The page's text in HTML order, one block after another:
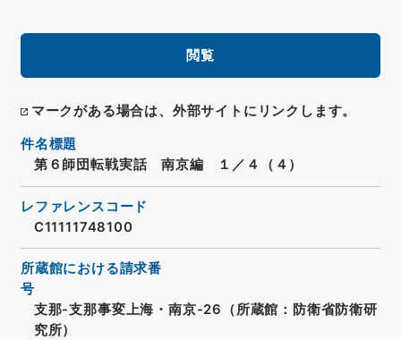
閲覧
マークがある場合は、外部サイトにリンクします。
件名標題
第６師団転戦実話 南京編 １／４（４）
レファレンスコード
C11111748100
所蔵館における請求番
号
支那-支那事変上海・南京-26（所蔵館：防衛省防衛研
究所）